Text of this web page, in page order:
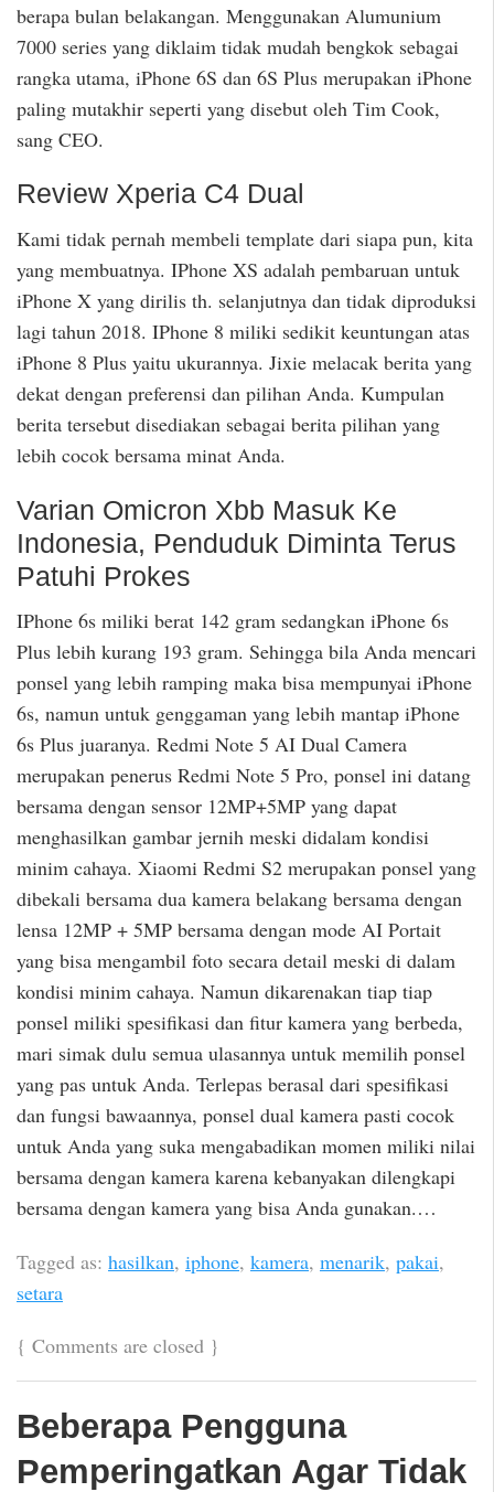
berapa bulan belakangan. Menggunakan Alumunium
7000 series yang diklaim tidak mudah bengkok sebagai
rangka utama, iPhone 6S dan 6S Plus merupakan iPhone
paling mutakhir seperti yang disebut oleh Tim Cook,
sang CEO.
Review Xperia C4 Dual
Kami tidak pernah membeli template dari siapa pun, kita
yang membuatnya. IPhone XS adalah pembaruan untuk
iPhone X yang dirilis th. selanjutnya dan tidak diproduksi
lagi tahun 2018. IPhone 8 miliki sedikit keuntungan atas
iPhone 8 Plus yaitu ukurannya. Jixie melacak berita yang
dekat dengan preferensi dan pilihan Anda. Kumpulan
berita tersebut disediakan sebagai berita pilihan yang
lebih cocok bersama minat Anda.
Varian Omicron Xbb Masuk Ke
Indonesia, Penduduk Diminta Terus
Patuhi Prokes
IPhone 6s miliki berat 142 gram sedangkan iPhone 6s
Plus lebih kurang 193 gram. Sehingga bila Anda mencari
ponsel yang lebih ramping maka bisa mempunyai iPhone
6s, namun untuk genggaman yang lebih mantap iPhone
6s Plus juaranya. Redmi Note 5 AI Dual Camera
merupakan penerus Redmi Note 5 Pro, ponsel ini datang
bersama dengan sensor 12MP+5MP yang dapat
menghasilkan gambar jernih meski didalam kondisi
minim cahaya. Xiaomi Redmi S2 merupakan ponsel yang
dibekali bersama dua kamera belakang bersama dengan
lensa 12MP + 5MP bersama dengan mode AI Portait
yang bisa mengambil foto secara detail meski di dalam
kondisi minim cahaya. Namun dikarenakan tiap tiap
ponsel miliki spesifikasi dan fitur kamera yang berbeda,
mari simak dulu semua ulasannya untuk memilih ponsel
yang pas untuk Anda. Terlepas berasal dari spesifikasi
dan fungsi bawaannya, ponsel dual kamera pasti cocok
untuk Anda yang suka mengabadikan momen miliki nilai
bersama dengan kamera karena kebanyakan dilengkapi
bersama dengan kamera yang bisa Anda gunakan.…
Tagged as: hasilkan, iphone, kamera, menarik, pakai,
setara
{ Comments are closed }
Beberapa Pengguna
Pemperingatkan Agar Tidak